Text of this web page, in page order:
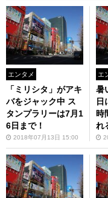
エンタメ
「ミリシタ」がアキ
バをジャック中 ス
タンプラリーは7月1
6日まで！
2018年07月13日 15:00
エ
暑
日
時
れ